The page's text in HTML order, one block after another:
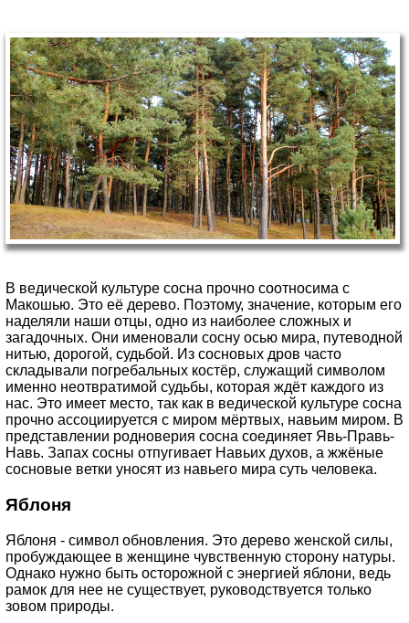
В ведической культуре сосна прочно соотносима с
Макошью. Это её дерево. Поэтому, значение, которым его
наделяли наши отцы, одно из наиболее сложных и
загадочных. Они именовали сосну осью мира, путеводной
нитью, дорогой, судьбой. Из сосновых дров часто
складывали погребальных костёр, служащий символом
именно неотвратимой судьбы, которая ждёт каждого из
нас. Это имеет место, так как в ведической культуре сосна
прочно ассоциируется с миром мёртвых, навьим миром. В
представлении родноверия сосна соединяет Явь-Правь-
Навь. Запах сосны отпугивает Навьих духов, а жжёные
сосновые ветки уносят из навьего мира суть человека.
Яблоня
Яблоня - символ обновления. Это дерево женской силы,
пробуждающее в женщине чувственную сторону натуры.
Однако нужно быть осторожной с энергией яблони, ведь
рамок для нее не существует, руководствуется только
зовом природы.